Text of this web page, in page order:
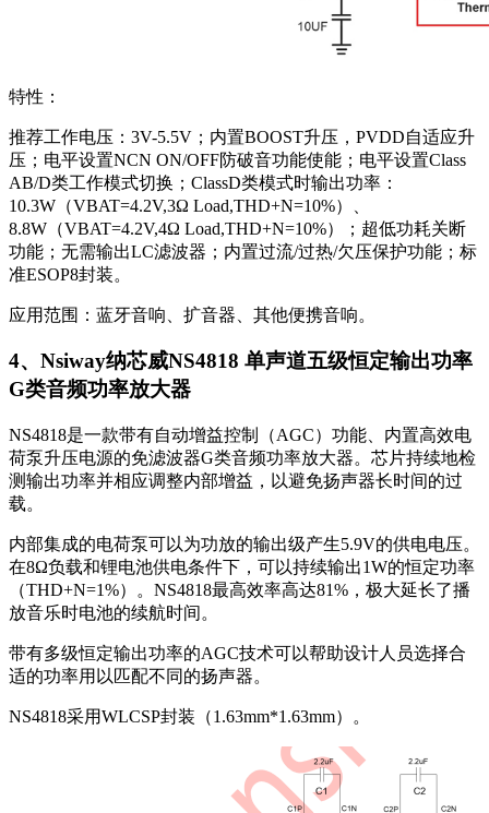
特性：
推荐工作电压：3V-5.5V；内置BOOST升压，PVDD自适应升
压；电平设置NCN ON/OFF防破音功能使能；电平设置Class
AB/D类工作模式切换；ClassD类模式时输出功率：
10.3W（VBAT=4.2V,3Ω Load,THD+N=10%）、
8.8W（VBAT=4.2V,4Ω Load,THD+N=10%）；超低功耗关断
功能；无需输出LC滤波器；内置过流/过热/欠压保护功能；标
准ESOP8封装。
应用范围：蓝牙音响、扩音器、其他便携音响。
4、Nsiway纳芯威NS4818 单声道五级恒定输出功率
G类音频功率放大器
NS4818是一款带有自动增益控制（AGC）功能、内置高效电
荷泵升压电源的免滤波器G类音频功率放大器。芯片持续地检
测输出功率并相应调整内部增益，以避免扬声器长时间的过
载。
内部集成的电荷泵可以为功放的输出级产生5.9V的供电电压。
在8Ω负载和锂电池供电条件下，可以持续输出1W的恒定功率
（THD+N=1%）。NS4818最高效率高达81%，极大延长了播
放音乐时电池的续航时间。
带有多级恒定输出功率的AGC技术可以帮助设计人员选择合
适的功率用以匹配不同的扬声器。
NS4818采用WLCSP封装（1.63mm*1.63mm）。